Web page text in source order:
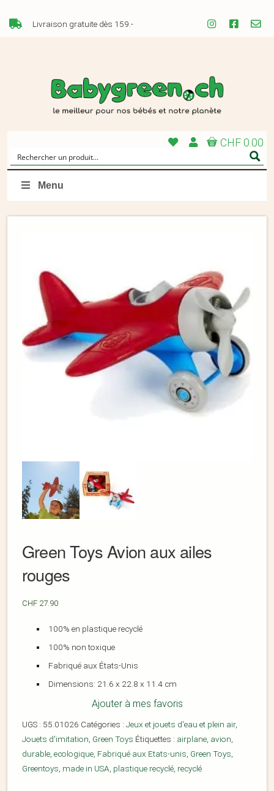
Livraison gratuite dès 159.-
CHF 0.00
Menu
Green Toys Avion aux ailes
rouges
CHF 27.90
100% en plastique recyclé
100% non toxique
Fabriqué aux États-Unis
Dimensions: 21.6 x 22.8 x 11.4 cm
Ajouter à mes favoris
UGS : 55.01026 Catégories : Jeux et jouets d'eau et plein air,
Jouets d'imitation, Green Toys Étiquettes : airplane, avion,
durable, ecologique, Fabriqué aux Etats-unis, Green Toys,
Greentoys, made in USA, plastique recyclé, recyclé